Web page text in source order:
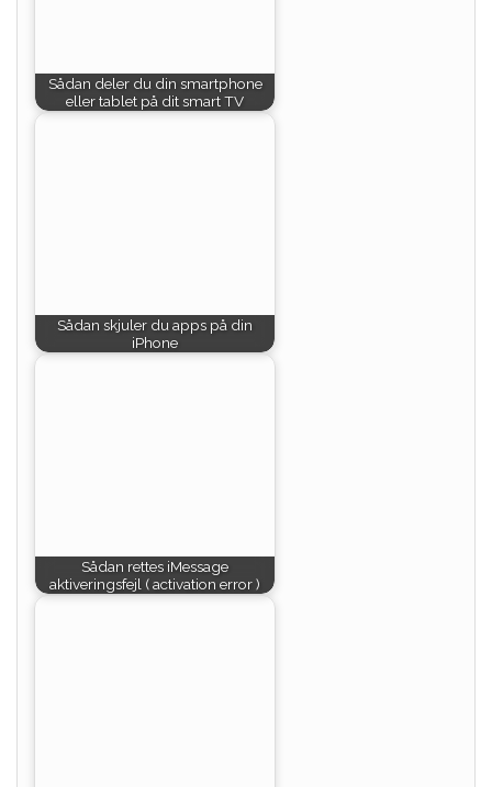
Sådan deler du din smartphone
eller tablet på dit smart TV
Sådan skjuler du apps på din
iPhone
Sådan rettes iMessage
aktiveringsfejl ( activation error )